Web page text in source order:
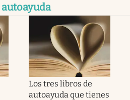
autoayuda
Los tres libros de
autoayuda que tienes